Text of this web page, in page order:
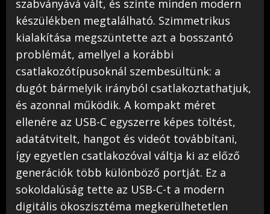
szabványává vált, és szinte minden modern
készülékben megtalálható. Szimmetrikus
kialakítása megszüntette azt a bosszantó
problémát, amellyel a korábbi
csatlakozótípusoknál szembesültünk: a
dugót bármelyik irányból csatlakoztathatjuk,
és azonnal működik. A kompakt méret
ellenére az USB-C egyszerre képes töltést,
adatátvitelt, hangot és videót továbbítani,
így egyetlen csatlakozóval váltja ki az előző
generációk több különböző portját. Ez a
sokoldalúság tette az USB-C-t a modern
digitális ökoszisztéma megkerülhetetlen